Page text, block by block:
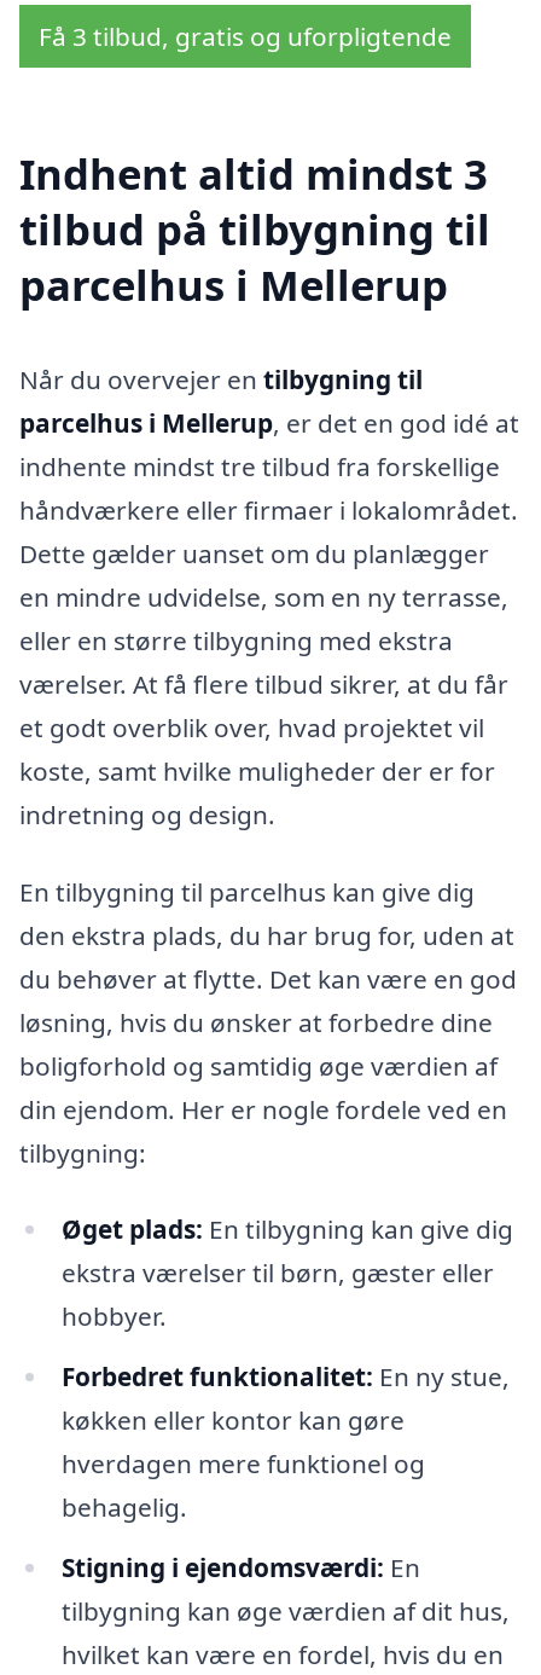
Få 3 tilbud, gratis og uforpligtende
Indhent altid mindst 3
tilbud på tilbygning til
parcelhus i Mellerup
Når du overvejer en tilbygning til
parcelhus i Mellerup, er det en god idé at
indhente mindst tre tilbud fra forskellige
håndværkere eller firmaer i lokalområdet.
Dette gælder uanset om du planlægger
en mindre udvidelse, som en ny terrasse,
eller en større tilbygning med ekstra
værelser. At få flere tilbud sikrer, at du får
et godt overblik over, hvad projektet vil
koste, samt hvilke muligheder der er for
indretning og design.
En tilbygning til parcelhus kan give dig
den ekstra plads, du har brug for, uden at
du behøver at flytte. Det kan være en god
løsning, hvis du ønsker at forbedre dine
boligforhold og samtidig øge værdien af
din ejendom. Her er nogle fordele ved en
tilbygning:
Øget plads: En tilbygning kan give dig
ekstra værelser til børn, gæster eller
hobbyer.
Forbedret funktionalitet: En ny stue,
køkken eller kontor kan gøre
hverdagen mere funktionel og
behagelig.
Stigning i ejendomsværdi: En
tilbygning kan øge værdien af dit hus,
hvilket kan være en fordel, hvis du en